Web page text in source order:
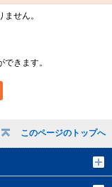
このページのトップへ
せん。
きます。